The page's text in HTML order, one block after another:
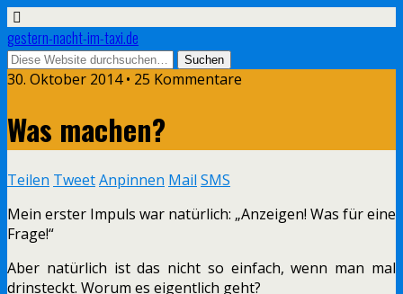
gestern-nacht-im-taxi.de
30. Oktober 2014 • 25 Kommentare
Was machen?
Teilen TweetAnpinnen Mail SMS
Mein erster Impuls war natürlich: „Anzeigen! Was für eine
Frage!“
Aber natürlich ist das nicht so einfach, wenn man mal
drinsteckt. Worum es eigentlich geht?